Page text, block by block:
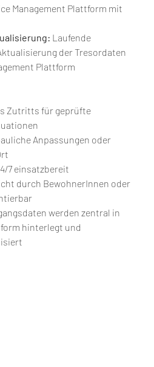
Management Plattform mit
Laufende
der Tresordaten
Plattform
Zutritts für geprüfte
Anpassungen oder
7 einsatzbereit
durch BewohnerInnen oder
werden zentral in
hinterlegt und